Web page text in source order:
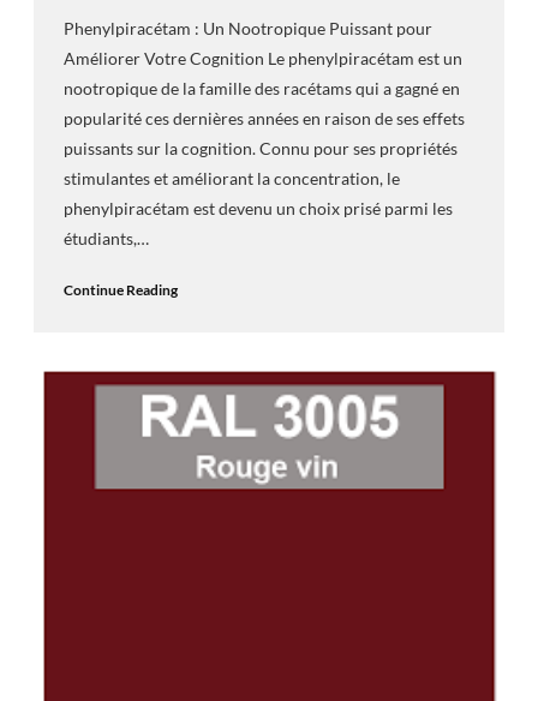
Phenylpiracétam : Un Nootropique Puissant pour
Améliorer Votre Cognition Le phenylpiracétam est un
nootropique de la famille des racétams qui a gagné en
popularité ces dernières années en raison de ses effets
puissants sur la cognition. Connu pour ses propriétés
stimulantes et améliorant la concentration, le
phenylpiracétam est devenu un choix prisé parmi les
étudiants,…
Continue Reading